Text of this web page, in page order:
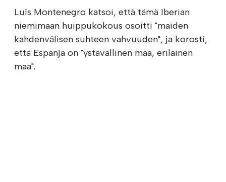
Luís Montenegro katsoi, että tämä Iberian
niemimaan huippukokous osoitti "maiden
kahdenvälisen suhteen vahvuuden", ja korosti,
että Espanja on "ystävällinen maa, erilainen
maa".